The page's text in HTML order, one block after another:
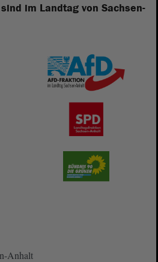
im Landtag von Sachsen-
Anhalt